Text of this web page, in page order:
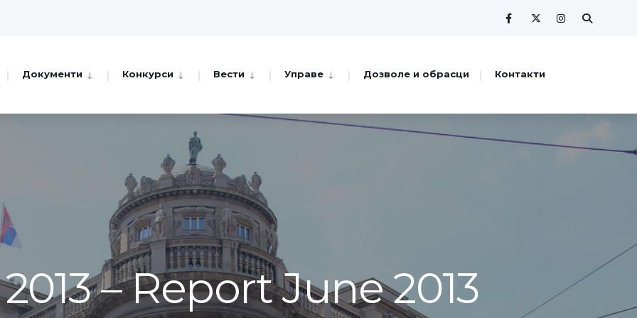
Документи Конкурси Вести Управе Дозволе и обрасци Контакти
– Report June 2013